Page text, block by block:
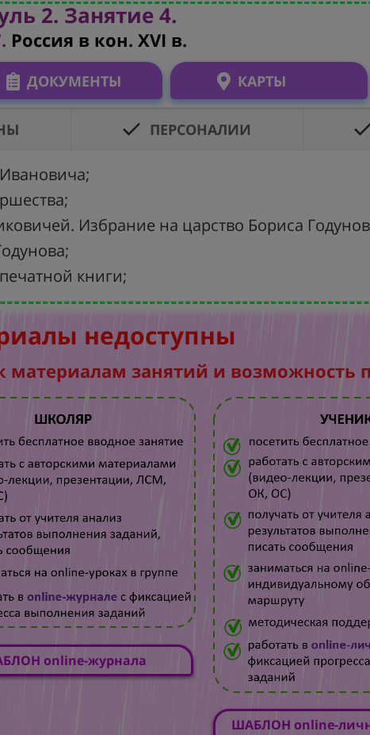
2. Занятие 4.
Россия в кон. XVI в.
ДОКУМЕНТЫ КАРТЫ
ПЕРСОНАЛИИ
Избрание на царство Бориса
книги;
недоступны
материалам занятий и возможность
online-журнала
ШАБЛОН online-